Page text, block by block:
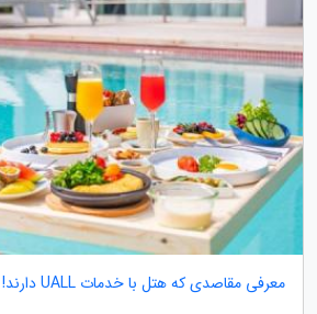
معرفی مقاصدی که هتل با خدمات UALL دارند!